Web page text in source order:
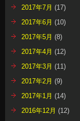
2017年7月 (17)
2017年6月 (10)
2017年5月 (8)
2017年4月 (12)
2017年3月 (11)
2017年2月 (9)
2017年1月 (14)
2016年12月 (12)